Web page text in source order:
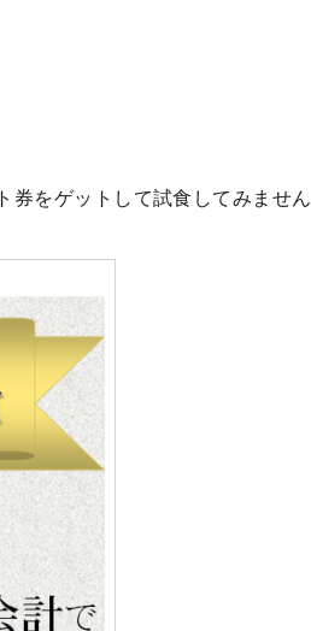
券をゲットして試食してみません